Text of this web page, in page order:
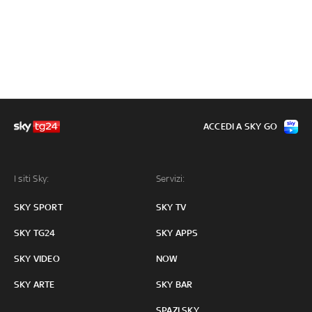
I siti Sky:
SKY SPORT
SKY TG24
SKY VIDEO
SKY ARTE
Servizi:
SKY TV
SKY APPS
NOW
SKY BAR
ACCEDI A SKY GO